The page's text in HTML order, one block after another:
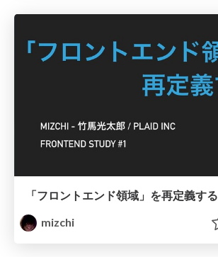
「フロントエンド領域」を再定義する
mizchi